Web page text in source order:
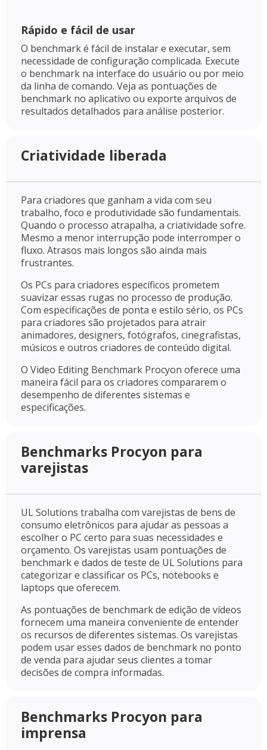
Rápido e fácil de usar
O benchmark é fácil de instalar e executar, sem
necessidade de configuração complicada. Execute
o benchmark na interface do usuário ou por meio
da linha de comando. Veja as pontuações de
benchmark no aplicativo ou exporte arquivos de
resultados detalhados para análise posterior.
Criatividade liberada
Para criadores que ganham a vida com seu
trabalho, foco e produtividade são fundamentais.
Quando o processo atrapalha, a criatividade sofre.
Mesmo a menor interrupção pode interromper o
fluxo. Atrasos mais longos são ainda mais
frustrantes.
Os PCs para criadores específicos prometem
suavizar essas rugas no processo de produção.
Com especificações de ponta e estilo sério, os PCs
para criadores são projetados para atrair
animadores, designers, fotógrafos, cinegrafistas,
músicos e outros criadores de conteúdo digital.
O Video Editing Benchmark Procyon oferece uma
maneira fácil para os criadores compararem o
desempenho de diferentes sistemas e
especificações.
Benchmarks Procyon para
varejistas
UL Solutions trabalha com varejistas de bens de
consumo eletrônicos para ajudar as pessoas a
escolher o PC certo para suas necessidades e
orçamento. Os varejistas usam pontuações de
benchmark e dados de teste de UL Solutions para
categorizar e classificar os PCs, notebooks e
laptops que oferecem.
As pontuações de benchmark de edição de vídeos
fornecem uma maneira conveniente de entender
os recursos de diferentes sistemas. Os varejistas
podem usar esses dados de benchmark no ponto
de venda para ajudar seus clientes a tomar
decisões de compra informadas.
Benchmarks Procyon para
imprensa